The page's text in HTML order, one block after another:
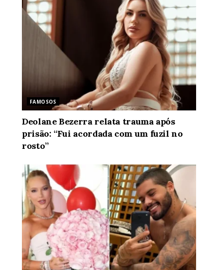
FAMOSOS
Deolane Bezerra relata trauma após
prisão: “Fui acordada com um fuzil no
rosto”